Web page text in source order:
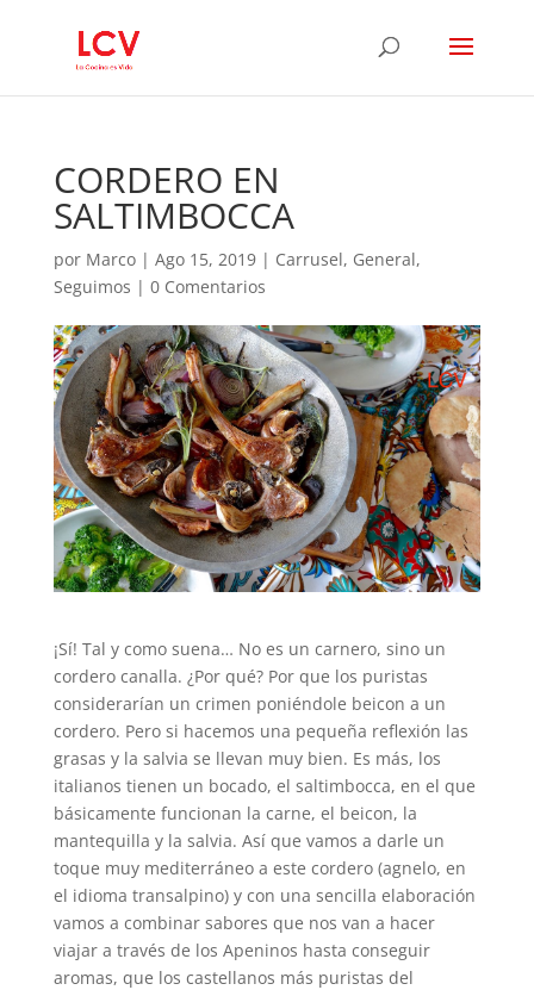
CORDERO EN
SALTIMBOCCA
por Marco| Ago 15, 2019| Carrusel, General,
Seguimos | 0 Comentarios
¡Sí! Tal y como suena… No es un carnero, sino un
cordero canalla. ¿Por qué? Por que los puristas
considerarían un crimen poniéndole beicon a un
cordero. Pero si hacemos una pequeña reflexión las
grasas y la salvia se llevan muy bien. Es más, los
italianos tienen un bocado, el saltimbocca, en el que
básicamente funcionan la carne, el beicon, la
mantequilla y la salvia. Así que vamos a darle un
toque muy mediterráneo a este cordero (agnelo, en
el idioma transalpino) y con una sencilla elaboración
vamos a combinar sabores que nos van a hacer
viajar a través de los Apeninos hasta conseguir
aromas, que los castellanos más puristas del